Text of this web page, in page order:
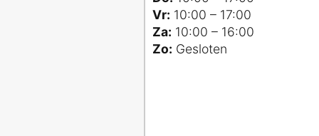
Vr: 10:00 – 17:00
Za: 10:00 – 16:00
Zo: Gesloten